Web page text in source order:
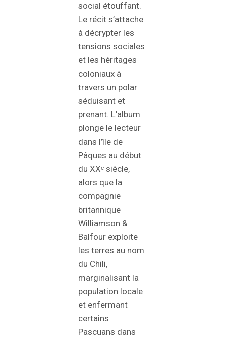
social étouffant.
Le récit s’attache
à décrypter les
tensions sociales
et les héritages
coloniaux à
travers un polar
séduisant et
prenant. L’album
plonge le lecteur
dans l’île de
Pâques au début
du XXᵉ siècle,
alors que la
compagnie
britannique
Williamson &
Balfour exploite
les terres au nom
du Chili,
marginalisant la
population locale
et enfermant
certains
Pascuans dans